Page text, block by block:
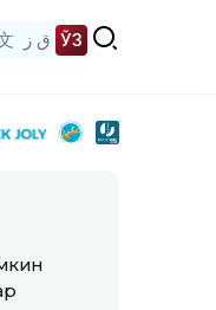
ق ز ЎЗ